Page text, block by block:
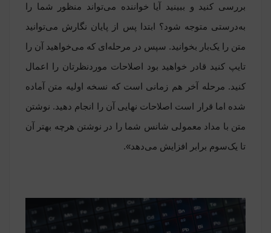
بررسی کنید و ببینید آیا خواننده می‌تواند منظور شما را
به‌درستی متوجه شود؟ ابتدا پس از پایان نگارش می‌توانید
متن را یک‌بار بخوانید. سپس در مرحله‌ای که می‌خواهید آن را
تایپ کنید قادر خواهید بود اصلاحات موردنظرتان را اعمال
کنید. مرحله آخر هم زمانی است که نسخه اولیه متن آماده
شده اما قرار است اصلاحات نهایی آن را انجام دهید. نوشتن
متن با مداد معمولی شانس شما را در نوشتن هرچه بهتر آن
تا یک‌سوم برابر افزایش می‌دهد».